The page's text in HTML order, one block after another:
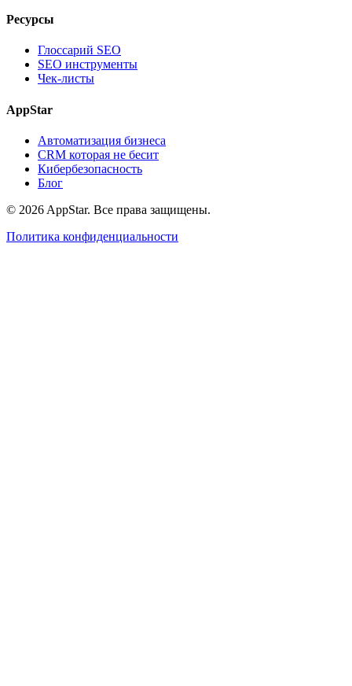
Ресурсы
Глоссарий SEO
SEO инструменты
Чек-листы
AppStar
Автоматизация бизнеса
CRM которая не бесит
Кибербезопасность
Блог
© 2026 AppStar. Все права защищены.
Политика конфиденциальности